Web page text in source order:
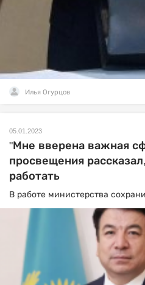
Илья Огурцов
05.01.2023
"Мне вверена важная
просвещения
работать
В работе министерства